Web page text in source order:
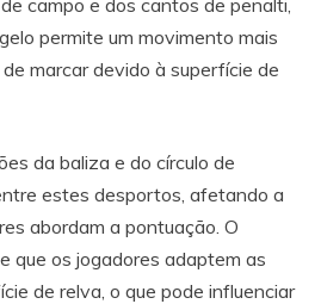
permite um movimento mais
marcar devido à superfície de
da baliza e do círculo de
estes desportos, afetando a
abordam a pontuação. O
que os jogadores adaptem as
de relva, o que pode influenciar